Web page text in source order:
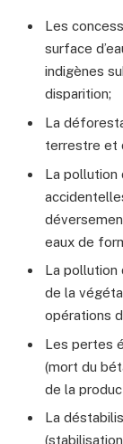
Les
surface
indigènes
disparition;
La
terrestre et
La pollution
eaux de
La pollution
de la
opérations
Les pertes
(mort du
de la
La